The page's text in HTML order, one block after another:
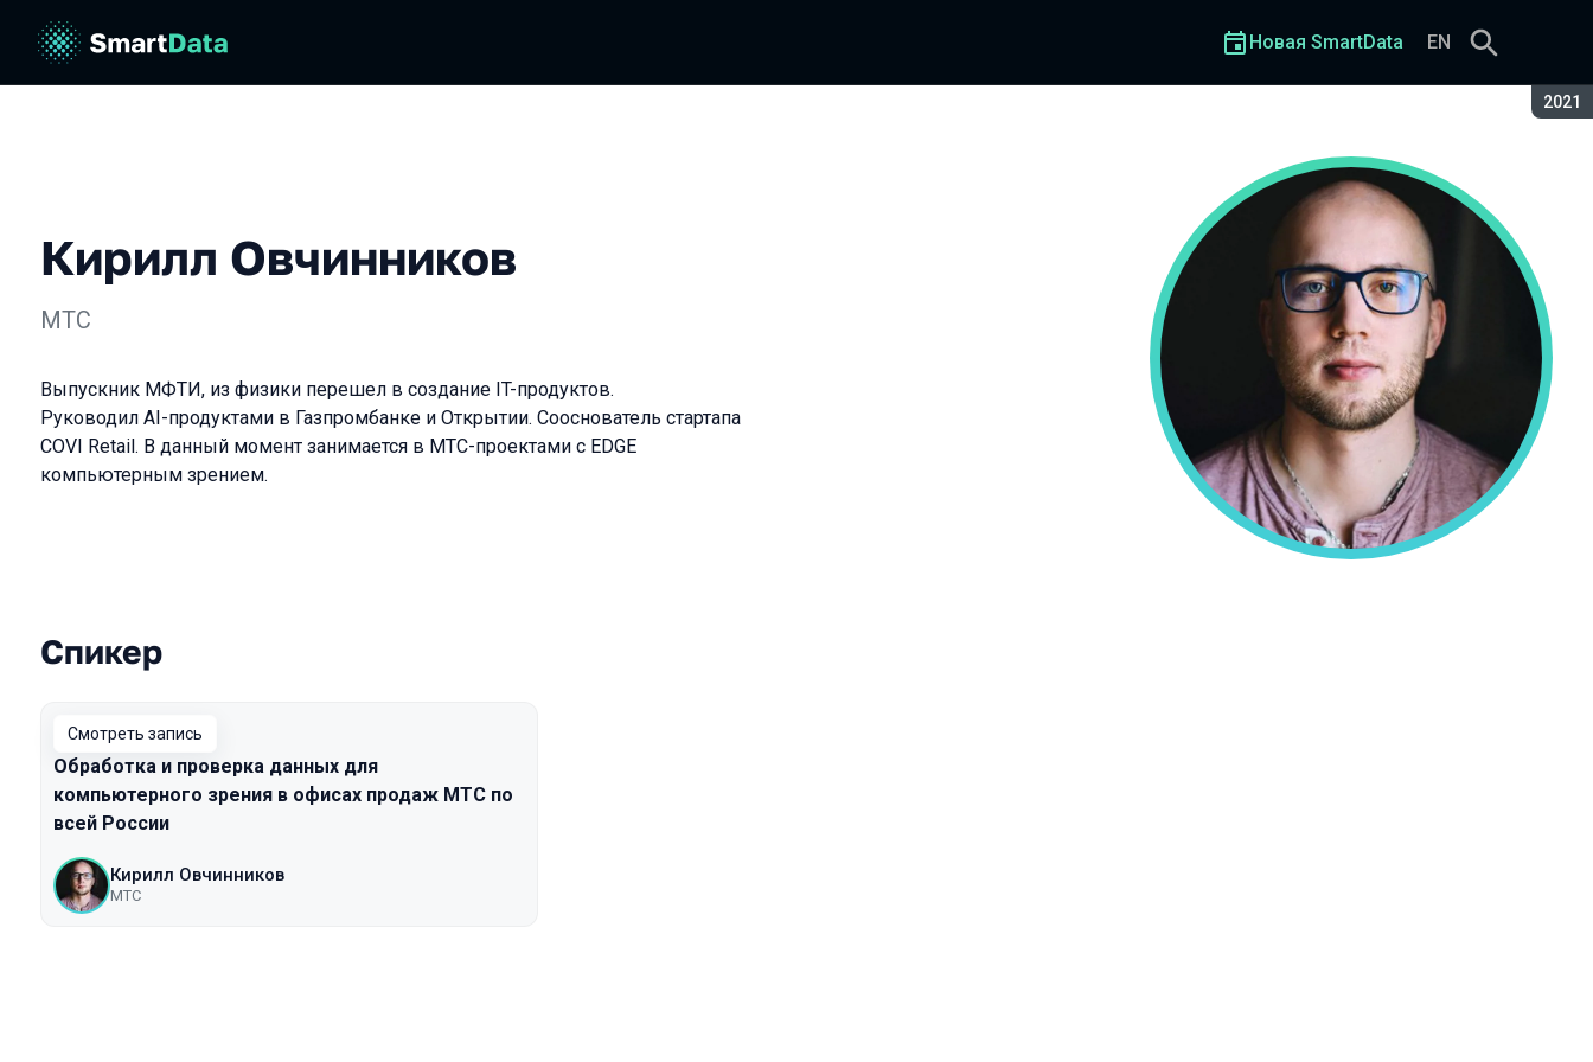
2021
Новая SmartData EN
Кирилл Овчинников
МТС
Выпускник МФТИ, из физики перешел в создание IT-продуктов.
Руководил AI-продуктами в Газпромбанке и Открытии. Сооснователь стартапа
COVI Retail. В данный момент занимается в МТС-проектами с EDGE
компьютерным зрением.
Выступления в сезоне 2021
Спикер
Смотреть запись
Обработка и проверка данных для
компьютерного зрения в офисах продаж МТС по
всей России
Кирилл Овчинников
МТС